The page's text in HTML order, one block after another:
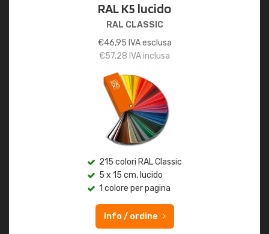
RAL K5 lucido
RAL CLASSIC
€46,95 IVA esclusa
€57,28 IVA inclusa
215 colori RAL Classic
5 x 15 cm, lucido
1 colore per pagina
Info / ordine